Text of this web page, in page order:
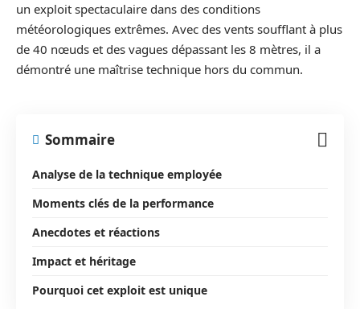
un exploit spectaculaire dans des conditions
météorologiques extrêmes. Avec des vents soufflant à plus
de 40 nœuds et des vagues dépassant les 8 mètres, il a
démontré une maîtrise technique hors du commun.
Sommaire
Analyse de la technique employée
Moments clés de la performance
Anecdotes et réactions
Impact et héritage
Pourquoi cet exploit est unique